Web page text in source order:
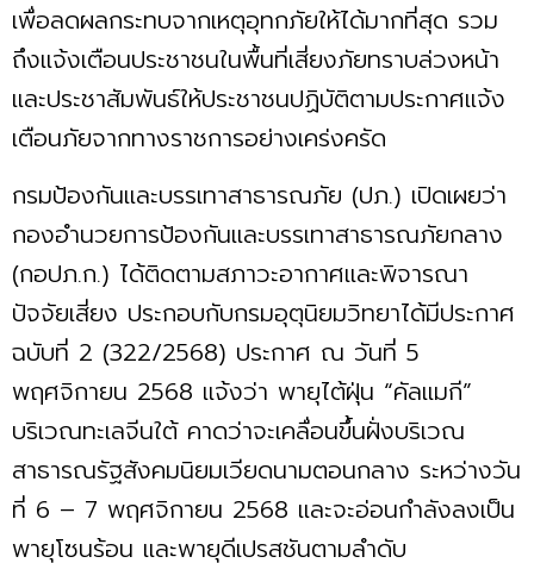
เพื่อลดผลกระทบจากเหตุอุทกภัยให้ได้มากที่สุด รวม
ถึงแจ้งเตือนประชาชนในพื้นที่เสี่ยงภัยทราบล่วงหน้า
และประชาสัมพันธ์ให้ประชาชนปฏิบัติตามประกาศแจ้ง
เตือนภัยจากทางราชการอย่างเคร่งครัด
กรมป้องกันและบรรเทาสาธารณภัย (ปภ.) เปิดเผยว่า
กองอำนวยการป้องกันและบรรเทาสาธารณภัยกลาง
(กอปภ.ก.) ได้ติดตามสภาวะอากาศและพิจารณา
ปัจจัยเสี่ยง ประกอบกับกรมอุตุนิยมวิทยาได้มีประกาศ
ฉบับที่ 2 (322/2568) ประกาศ ณ วันที่ 5
พฤศจิกายน 2568 แจ้งว่า พายุไต้ฝุ่น “คัลแมกี”
บริเวณทะเลจีนใต้ คาดว่าจะเคลื่อนขึ้นฝั่งบริเวณ
สาธารณรัฐสังคมนิยมเวียดนามตอนกลาง ระหว่างวัน
ที่ 6 – 7 พฤศจิกายน 2568 และจะอ่อนกำลังลงเป็น
พายุโซนร้อน และพายุดีเปรสชันตามลำดับ